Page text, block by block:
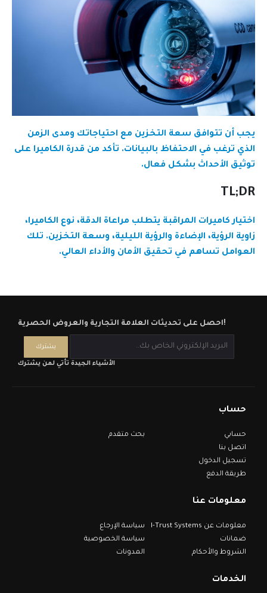
يجب أن تتوافق سعة التخزين مع احتياجاتك ومدى الزمن
الذي ترغب في الاحتفاظ بالبيانات. تأكد من قدرة الكاميرا على
توثيق الأحداث بشكل فعال.
TL;DR
اختيار كاميرات المراقبة يتطلب مراعاة الدقة، نوع الكاميرا،
زاوية الرؤية، الإضاءة والرؤية الليلية، وسعة التخزين. تلك
العوامل تساهم في تحقيق الأمان والأداء العالي.
احصل على تحديثات العلامة التجارية والعروض الحصرية!
الأشياء الجيدة تأتي لمن يشترك
حساب
حسابي
اتصل بنا
تسجيل الدخول
طريقة الدفع
بحث متقدم
معلومات عنا
معلومات عن I-Trust Systems
ضمانات
الشروط والأحكام
سياسة الإرجاع
سياسة الخصوصية
المدونات
الخدمات